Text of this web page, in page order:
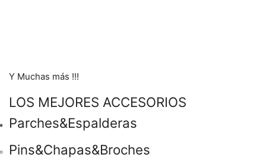
Y Muchas más !!!
LOS MEJORES ACCESORIOS
Parches&Espalderas
Pins&Chapas&Broches